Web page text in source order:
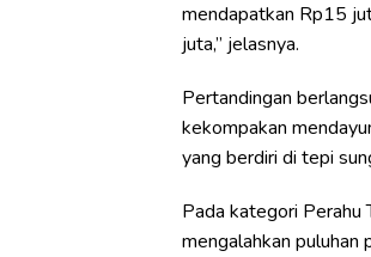
mendapatkan Rp15
juta,” jelasnya.
Pertandingan
kekompakan
yang berdiri di tepi
Pada kategori Perahu
mengalahkan puluhan